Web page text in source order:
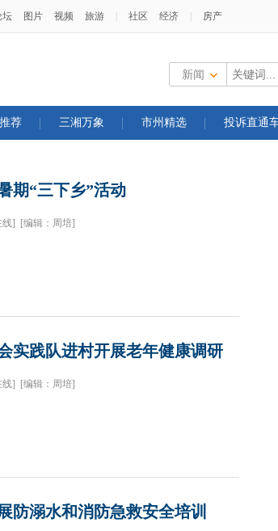
坛 图片 视频 旅游 社区 经济 房产
新闻
荐 三湘万象 市州精选 投诉直通
期“三下乡”活动
] [编辑：周培]
实践队进村开展老年健康调研
] [编辑：周培]
防溺水和消防急救安全培训